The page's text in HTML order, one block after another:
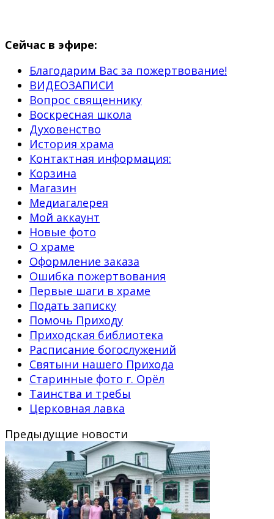
Сейчас в эфире:
Благодарим Вас за пожертвование!
ВИДЕОЗАПИСИ
Вопрос священнику
Воскресная школа
Духовенство
История храма
Контактная информация:
Корзина
Магазин
Медиагалерея
Мой аккаунт
Новые фото
О храме
Оформление заказа
Ошибка пожертвования
Первые шаги в храме
Подать записку
Помочь Приходу
Приходская библиотека
Расписание богослужений
Святыни нашего Прихода
Старинные фото г. Орёл
Таинства и требы
Церковная лавка
Предыдущие новости